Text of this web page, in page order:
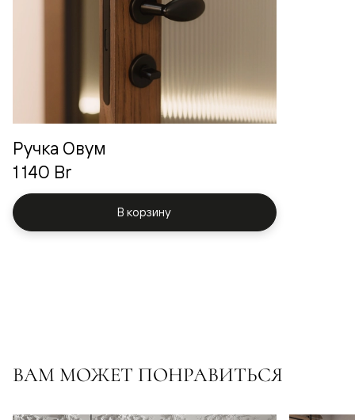
Ручка Овум
1 140 Br
В корзину
ВАМ МОЖЕТ ПОНРАВИТЬСЯ